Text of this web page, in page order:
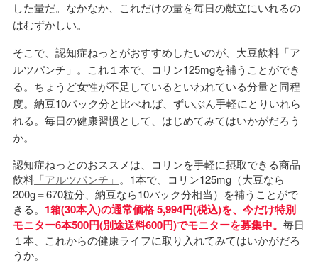
した量だ。なかなか、これだけの量を毎日の献立にいれるの
はむずかしい。
そこで、認知症ねっとがおすすめしたいのが、大豆飲料「ア
ルツパンチ」。これ１本で、コリン125mgを補うことができ
る。ちょうど女性が不足しているといわれている分量と同程
度。納豆10パック分と比べれば、ずいぶん手軽にとりいれら
れる。毎日の健康習慣として、はじめてみてはいかがだろう
か。
認知症ねっとのおススメは、コリンを手軽に摂取できる商品
飲料「アルツパンチ」 。1本で、コリン125mg（大豆なら
200g＝670粒分、納豆なら10パック分相当）を補うことがで
きる。 1箱(30本入)の通常価格 5,994円(税込)を、今だけ特別
モニター6本500円(別途送料600円)でモニターを募集中。 毎日
１本、これからの健康ライフに取り入れてみてはいかがだろ
うか。